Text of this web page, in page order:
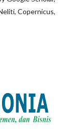
Copernicus,